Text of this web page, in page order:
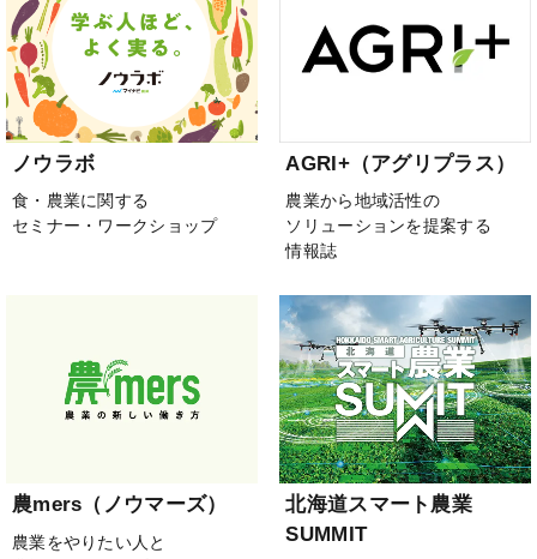
ノウラボ
食・農業に関する
セミナー・ワークショップ
AGRI+（アグリプラス）
農業から地域活性の
ソリューションを提案する
情報誌
農mers（ノウマーズ）
農業をやりたい人と
北海道スマート農業
SUMMIT